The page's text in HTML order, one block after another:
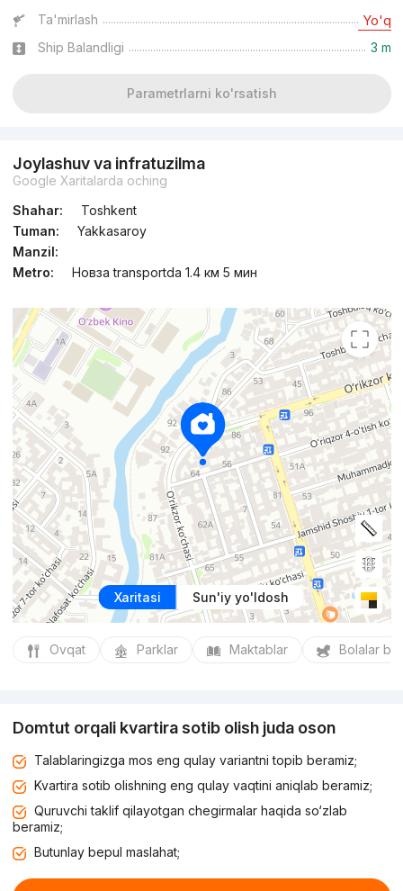
Ta'mirlash Yo'q
Ship Balandligi 3 m
Parametrlarni ko'rsatish
Joylashuv va infratuzilma
Google Xaritalarda oching
Shahar:
Toshkent
Tuman:
Yakkasaroy
Manzil:
Metro:
Новза transportda 1.4 км 5 мин
Xaritasi Sun'iy yo'ldosh
Ovqat Parklar Maktablar Bolalar
Domtut orqali kvartira sotib olish juda oson
Talablaringizga mos eng qulay variantni topib beramiz;
Kvartira sotib olishning eng qulay vaqtini aniqlab beramiz;
Quruvchi taklif qilayotgan chegirmalar haqida so‘zlab
beramiz;
Butunlay bepul maslahat;